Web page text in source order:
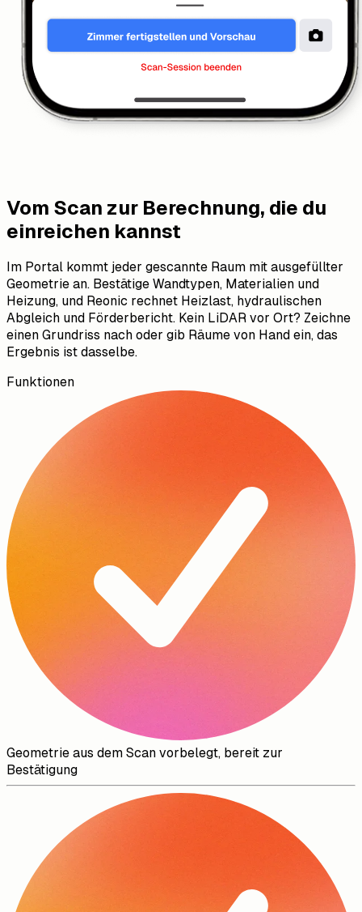
Vom Scan zur Berechnung, die du
einreichen kannst
Im Portal kommt jeder gescannte Raum mit ausgefüllter
Geometrie an. Bestätige Wandtypen, Materialien und
Heizung, und Reonic rechnet Heizlast, hydraulischen
Abgleich und Förderbericht. Kein LiDAR vor Ort? Zeichne
einen Grundriss nach oder gib Räume von Hand ein, das
Ergebnis ist dasselbe.
Funktionen
Geometrie aus dem Scan vorbelegt, bereit zur
Bestätigung